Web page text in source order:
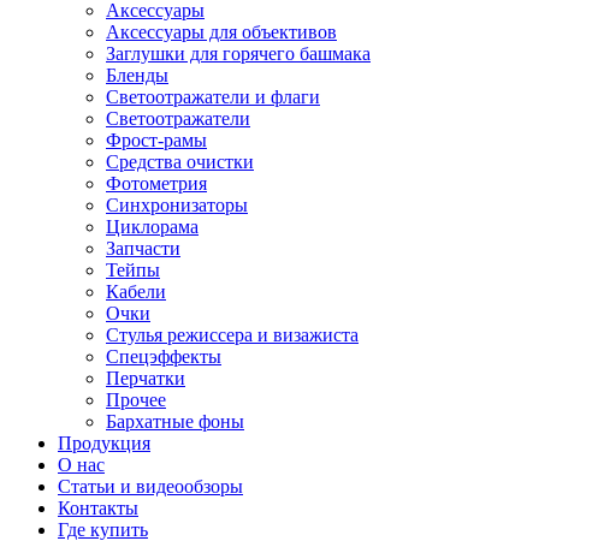
Аксессуары
Аксессуары для объективов
Заглушки для горячего башмака
Бленды
Светоотражатели и флаги
Светоотражатели
Фрост-рамы
Средства очистки
Фотометрия
Синхронизаторы
Циклорама
Запчасти
Тейпы
Кабели
Очки
Стулья режиссера и визажиста
Спецэффекты
Перчатки
Прочее
Бархатные фоны
Продукция
О нас
Статьи и видеообзоры
Контакты
Где купить